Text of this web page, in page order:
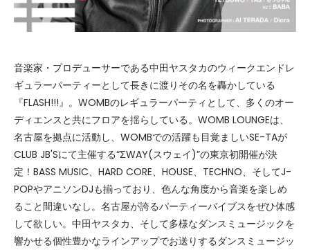
音楽家・プロデューサーである中田ヤスタカのウィークエンドレ
ギュラーパーティーとして長きに渡りその名を轟かしている
『FLASH!!!』。WOMBのレギュラーパーティとして、多くのオー
ディエンスと共にフロアを揺らしている。WOMB LOUNGEは、
名古屋を拠点に活動し、WOMBでの活躍も目覚ましいSE-TAが
CLUB JB'Sにて主催する“ΣWAY(スウェイ)”の東京初開催が決
定！BASS MUSIC、HARD CORE、HOUSE、TECHNO、そしてJ-
POPやアニソンDJも揃っており、色んな角度から音楽を楽しめ
ること間違いなし。名古屋が誇るパーティーバイブスをぜひ体感
して欲しい。中田ヤスタカ、そして多様なダンスミュージックを
響かせる個性豊かなラインアップでお送りするダンスミュージッ